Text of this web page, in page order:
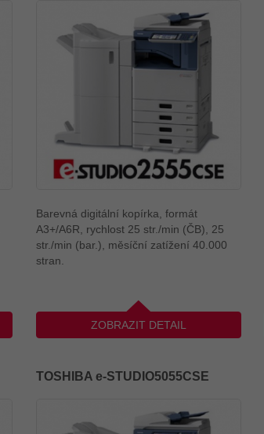
Barevná digitální kopírka, formát
A3+/A6R, rychlost 25 str./min (ČB), 25
str./min (bar.), měsíční zatížení 40.000
stran.
ZOBRAZIT DETAIL
TOSHIBA e-STUDIO5055CSE